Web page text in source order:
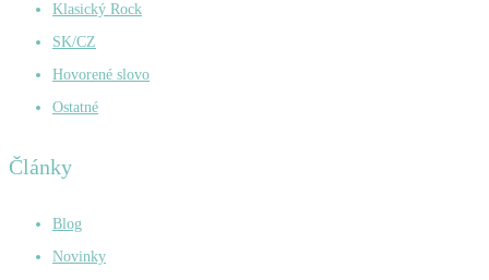
Klasický Rock
SK/CZ
Hovorené slovo
Ostatné
Články
Blog
Novinky